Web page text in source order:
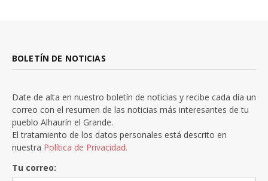
BOLETÍN DE NOTICIAS
Date de alta en nuestro boletín de noticias y recibe cada día un
correo con el resumen de las noticias más interesantes de tu
pueblo Alhaurín el Grande.
El tratamiento de los datos personales está descrito en
nuestra Política de Privacidad.
Tu correo: